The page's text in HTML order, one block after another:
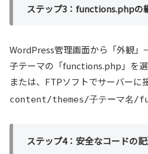
ステップ3：functions.phpの
WordPress管理画面から「外観
子テーマの「functions.php」を
または、FTPソフトでサーバーに
content/themes/子テーマ名/
ステップ4：安全なコードの